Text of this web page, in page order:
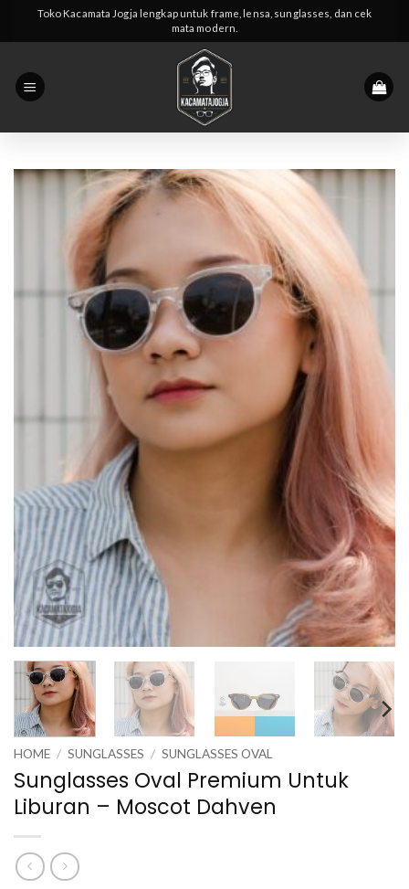
Toko Kacamata Jogja lengkap untuk frame, lensa, sunglasses, dan cek
mata modern.
HOME / SUNGLASSES / SUNGLASSES OVAL
Sunglasses Oval Premium Untuk
Liburan – Moscot Dahven